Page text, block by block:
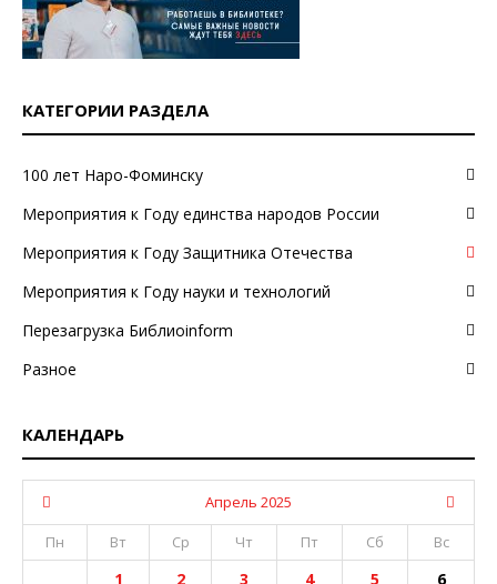
КАТЕГОРИИ РАЗДЕЛА
100 лет Наро-Фоминску
Мероприятия к Году единства народов России
Мероприятия к Году Защитника Отечества
Мероприятия к Году науки и технологий
Перезагрузка Библиоinform
Разное
КАЛЕНДАРЬ
Апрель 2025
Пн
Вт Ср Чт Пт Сб Вс
1 2 3 4 5
6